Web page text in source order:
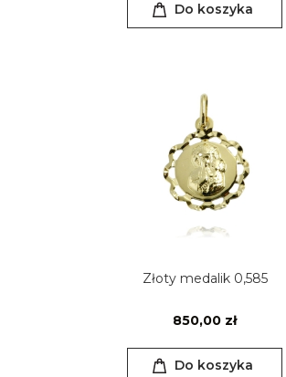
Do koszyka
Złoty medalik 0,585
850,00 zł
Do koszyka